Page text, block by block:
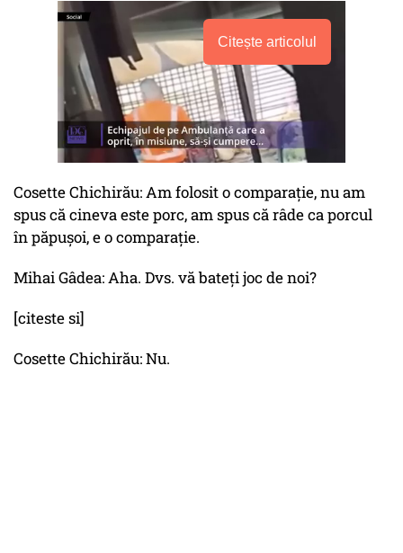
Citește articolul
Cosette Chichirău: Am folosit o comparație, nu am
spus că cineva este porc, am spus că râde ca porcul
în păpușoi, e o comparație.
Mihai Gâdea: Aha. Dvs. vă bateți joc de noi?
[citeste si]
Cosette Chichirău: Nu.